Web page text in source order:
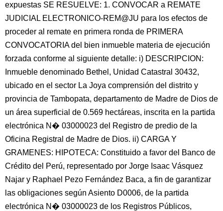
expuestas SE RESUELVE: 1. CONVOCAR a REMATE
JUDICIAL ELECTRONICO-REM@JU para los efectos de
proceder al remate en primera ronda de PRIMERA
CONVOCATORIA del bien inmueble materia de ejecución
forzada conforme al siguiente detalle: i) DESCRIPCION:
Inmueble denominado Bethel, Unidad Catastral 30432,
ubicado en el sector La Joya comprensión del distrito y
provincia de Tambopata, departamento de Madre de Dios de
un área superficial de 0.569 hectáreas, inscrita en la partida
electrónica N� 03000023 del Registro de predio de la
Oficina Registral de Madre de Dios. ii) CARGA Y
GRAMENES: HIPOTECA: Constituido a favor del Banco de
Crédito del Perú, representado por Jorge Isaac Vásquez
Najar y Raphael Pezo Fernández Baca, a fin de garantizar
las obligaciones según Asiento D0006, de la partida
electrónica N� 03000023 de los Registros Públicos,